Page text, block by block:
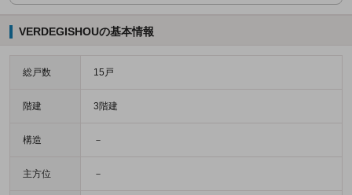
VERDEGISHOUの基本情報
総戸数 15戸
階建 3階建
構造 －
主方位 －